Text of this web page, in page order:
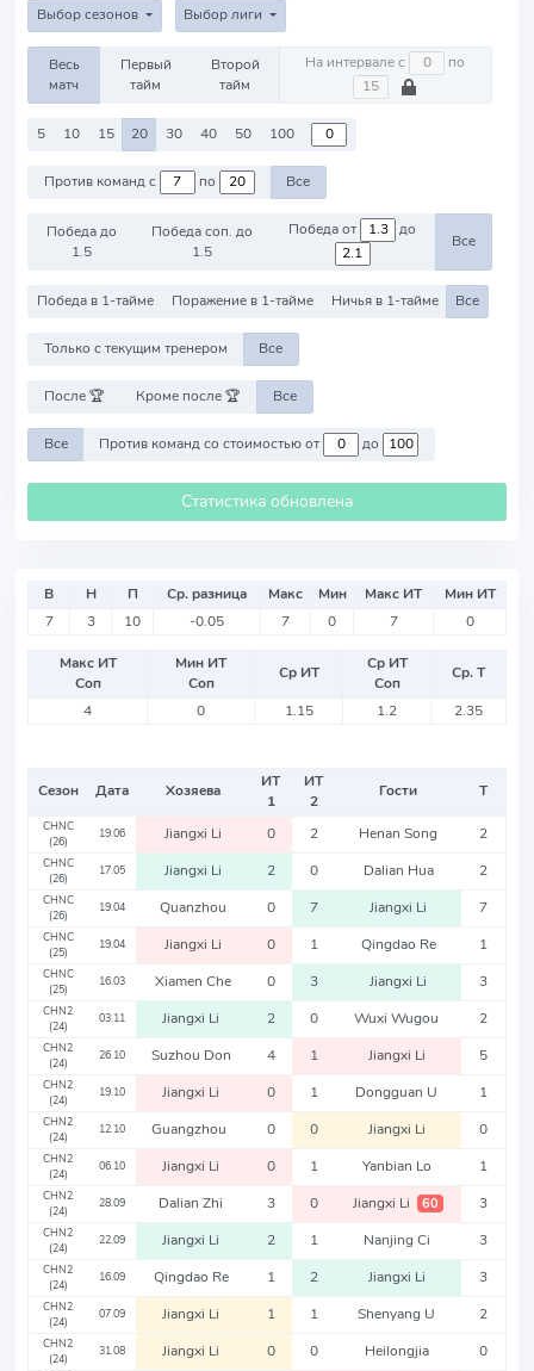
Выбор сезонов Выбор лиги
Весь
матч
Первый
тайм
Второй
тайм
На интервале с по
5 10 15 20 30 40 50 100
Против команд с по Все
Победа до
1.5
Победа соп. до
1.5
Победа от до
Все
Победа в 1-тайме Поражение в 1-тайме Ничья в 1-тайме Все
Только с текущим тренером Все
После 🏆 Кроме после 🏆 Все
Все Против команд со стоимостью от до
Статистика обновлена
В Н П Ср. разница Макс Мин Макс ИТ
Мин ИТ
7
3 10 -0.05 7 0 7 0
Макс ИТ
Соп
Мин ИТ
Соп
Ср ИТ
Ср ИТ
Соп
Ср. Т
4
0 1.15 1.2 2.35
Сезон Дата Хозяева
ИТ
1
ИТ
2
Гости Т
CHNC
(26)
19.06 Jiangxi Li 0 2 Henan Song 2
CHNC
(26)
17.05 Jiangxi Li 2 0 Dalian Hua 2
CHNC
(26)
19.04 Quanzhou 0 7 Jiangxi Li 7
CHNC
(25)
19.04 Jiangxi Li 0 1 Qingdao Re 1
CHNC
(25)
16.03 Xiamen Che 0 3 Jiangxi Li 3
CHN2
(24)
03.11 Jiangxi Li 2 0 Wuxi Wugou 2
CHN2
(24)
26.10 Suzhou Don 4 1 Jiangxi Li 5
CHN2
(24)
19.10 Jiangxi Li 0 1 Dongguan U 1
CHN2
(24)
12.10 Guangzhou 0 0 Jiangxi Li 0
CHN2
(24)
06.10 Jiangxi Li 0 1 Yanbian Lo 1
CHN2
(24)
28.09 Dalian Zhi 3 0 Jiangxi Li 60 3
CHN2
(24)
22.09 Jiangxi Li 2 1 Nanjing Ci 3
CHN2
(24)
16.09 Qingdao Re 1 2 Jiangxi Li 3
CHN2
(24)
07.09 Jiangxi Li 1 1 Shenyang U 2
CHN2
(24)
31.08 Jiangxi Li 0 0 Heilongjia 0